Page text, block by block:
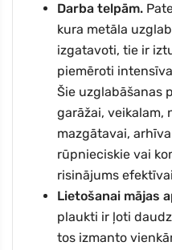
Darba telpām.
kura metāla
izgatavoti, tie ir
piemēroti
Šie uzglabāšanas
garāžai, veikalam,
mazgātavai,
rūpnieciskie vai
risinājums
Lietošanai mājas
plaukti ir ļoti
tos izmanto